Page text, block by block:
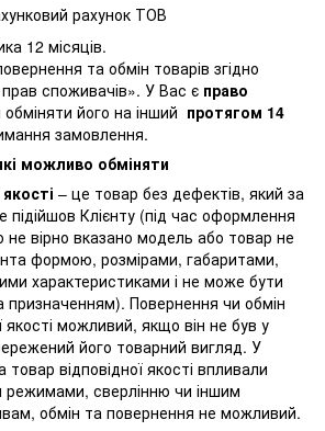
рахунок ТОВ
12 місяців.
та обмін товарів згідно
споживачів». У Вас є право
його на інший протягом 14
замовлення.
можливо обміняти
– це товар без дефектів, який за
підійшов Клієнту (під час оформлення
не вірно вказано модель або товар не
формою, розмірами, габаритами,
характеристиками і не може бути
призначенням). Повернення чи обмін
якості можливий, якщо він не був у
його товарний вигляд. У
відповідної якості впливали
режимами, сверлінню чи іншим
обмін та повернення не можливий.